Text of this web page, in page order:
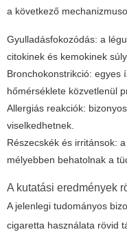
a következő
Gyulladásfokozódás: a
citokinek és kemokinek
Bronchokonstrikció: egyes
hőmérséklete közvetlenül
Allergiás reakciók:
viselkedhetnek.
Részecskék és irritánsok:
mélyebben behatolnak a
A kutatási eredmények
A jelenlegi tudományos
cigaretta használata rövid